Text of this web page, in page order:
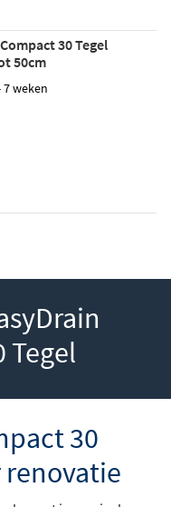
30 Tegel
50cm
7 weken
Tegel
30
renovatie